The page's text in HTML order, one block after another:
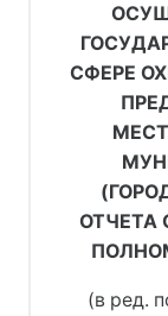
СФЕРЕ
ОТЧЕТА
(в ред.